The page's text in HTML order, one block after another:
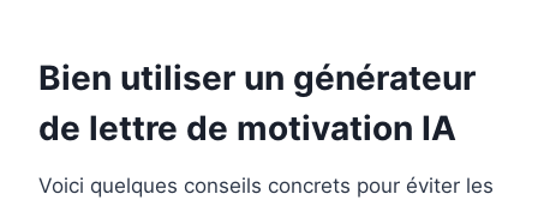
Bien utiliser un générateur
de lettre de motivation IA
Voici quelques conseils concrets pour éviter les